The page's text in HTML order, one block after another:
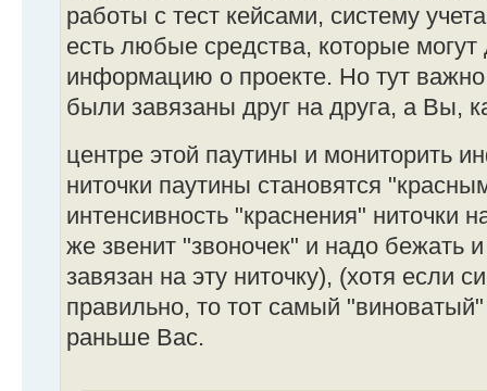
работы с тест кейсами, систему
есть любые средства, которые могут
информацию о проекте. Но тут
были завязаны друг на друга, а Вы,
центре этой паутины и мониторить
ниточки паутины становятся
интенсивность "краснения" ниточки
же звенит "звоночек" и надо бежать и
завязан на эту ниточку), (хотя если
правильно, то тот самый
раньше Вас.